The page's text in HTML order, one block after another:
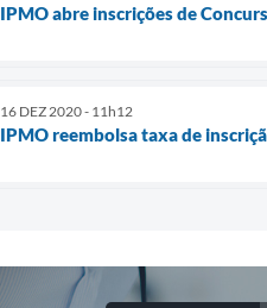
IPMO abre inscrições de
16 DEZ 2020 - 11h12
IPMO reembolsa taxa de